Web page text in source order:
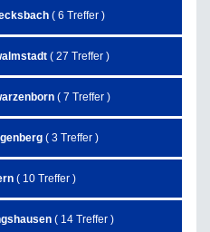
( 6 Treffer )
( 27 Treffer )
( 7 Treffer )
( 3 Treffer )
( 10 Treffer )
( 14 Treffer )